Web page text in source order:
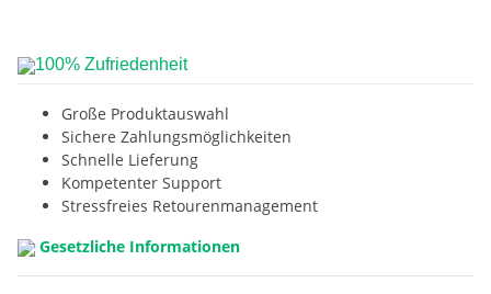
100% Zufriedenheit
Große Produktauswahl
Sichere Zahlungsmöglichkeiten
Schnelle Lieferung
Kompetenter Support
Stressfreies Retourenmanagement
Gesetzliche Informationen